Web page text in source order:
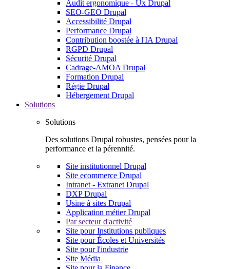
Audit ergonomique - Ux Drupal
SEO-GEO Drupal
Accessibilité Drupal
Performance Drupal
Contribution boostée à l'IA Drupal
RGPD Drupal
Sécurité Drupal
Cadrage-AMOA Drupal
Formation Drupal
Régie Drupal
Hébergement Drupal
Solutions
Solutions
Des solutions Drupal robustes, pensées pour la
performance et la pérennité.
Site institutionnel Drupal
Site ecommerce Drupal
Intranet - Extranet Drupal
DXP Drupal
Usine à sites Drupal
Application métier Drupal
Par secteur d'activité
Site pour Institutions publiques
Site pour Écoles et Universités
Site pour l'industrie
Site Média